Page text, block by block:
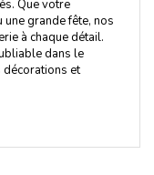
Que votre
grande fête, nos
à chaque détail.
dans le
décorations et